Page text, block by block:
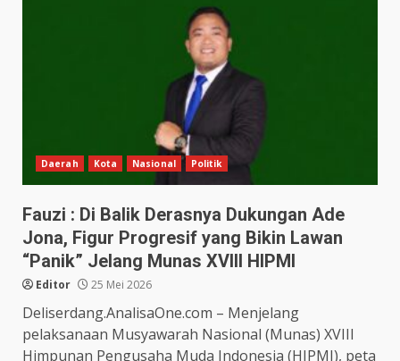
Daerah Kota Nasional Politik
Fauzi : Di Balik Derasnya Dukungan Ade
Jona, Figur Progresif yang Bikin Lawan
“Panik” Jelang Munas XVIII HIPMI
Editor 25 Mei 2026
Deliserdang.AnalisaOne.com – Menjelang
pelaksanaan Musyawarah Nasional (Munas) XVIII
Himpunan Pengusaha Muda Indonesia (HIPMI), peta